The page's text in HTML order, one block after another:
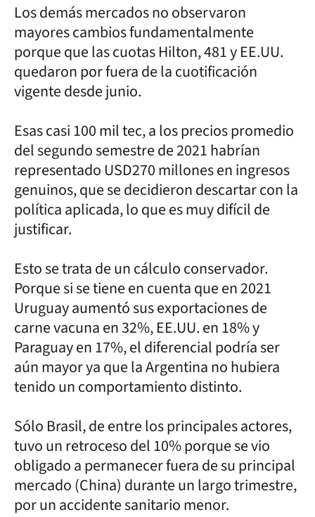
Los demás mercados no observaron
mayores cambios fundamentalmente
porque que las cuotas Hilton, 481 y EE.UU.
quedaron por fuera de la cuotificación
vigente desde junio.
Esas casi 100 mil tec, a los precios promedio
del segundo semestre de 2021 habrían
representado USD270 millones en ingresos
genuinos, que se decidieron descartar con la
política aplicada, lo que es muy difícil de
justificar.
Esto se trata de un cálculo conservador.
Porque si se tiene en cuenta que en 2021
Uruguay aumentó sus exportaciones de
carne vacuna en 32%, EE.UU. en 18% y
Paraguay en 17%, el diferencial podría ser
aún mayor ya que la Argentina no hubiera
tenido un comportamiento distinto.
Sólo Brasil, de entre los principales actores,
tuvo un retroceso del 10% porque se vio
obligado a permanecer fuera de su principal
mercado (China) durante un largo trimestre,
por un accidente sanitario menor.